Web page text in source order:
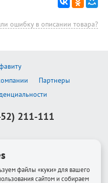
ошибку в описании товара?
Партнеры
211-111
файлы «куки» для вашего
сайтом и собираем